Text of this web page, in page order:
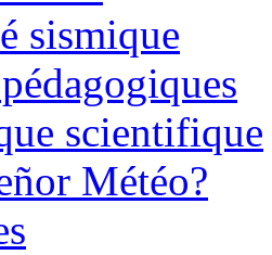
sismique
scientifique
Météo?